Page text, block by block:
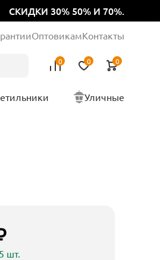
СКИДКИ 30% 50% И 70%.
ОптовикамКонтакты
0 0 0
Уличные
шт.